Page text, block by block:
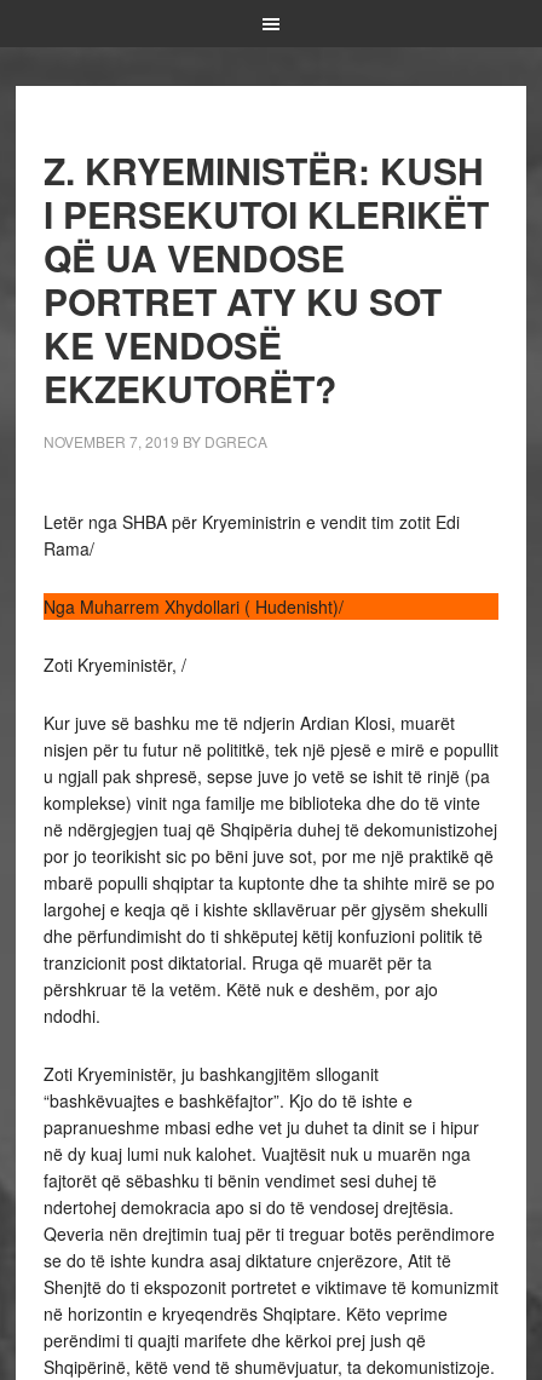
Z. KRYEMINISTËR: KUSH
I PERSEKUTOI KLERIKËT
QË UA VENDOSE
PORTRET ATY KU SOT
KE VENDOSË
EKZEKUTORËT?
NOVEMBER 7, 2019 BY DGRECA
Letër nga SHBA për Kryeministrin e vendit tim zotit Edi
Rama/
Nga Muharrem Xhydollari ( Hudenisht)/
Zoti Kryeministër, /
Kur juve së bashku me të ndjerin Ardian Klosi, muarët
nisjen për tu futur në polititkë, tek një pjesë e mirë e popullit
u ngjall pak shpresë, sepse juve jo vetë se ishit të rinjë (pa
komplekse) vinit nga familje me biblioteka dhe do të vinte
në ndërgjegjen tuaj që Shqipëria duhej të dekomunistizohej
por jo teorikisht sic po bëni juve sot, por me një praktikë që
mbarë populli shqiptar ta kuptonte dhe ta shihte mirë se po
largohej e keqja që i kishte skllavëruar për gjysëm shekulli
dhe përfundimisht do ti shkëputej këtij konfuzioni politik të
tranzicionit post diktatorial. Rruga që muarët për ta
përshkruar të la vetëm. Këtë nuk e deshëm, por ajo
ndodhi.
Zoti Kryeministër, ju bashkangjitëm slloganit
“bashkëvuajtes e bashkëfajtor”. Kjo do të ishte e
papranueshme mbasi edhe vet ju duhet ta dinit se i hipur
në dy kuaj lumi nuk kalohet. Vuajtësit nuk u muarën nga
fajtorët që sëbashku ti bënin vendimet sesi duhej të
ndertohej demokracia apo si do të vendosej drejtësia.
Qeveria nën drejtimin tuaj për ti treguar botës perëndimore
se do të ishte kundra asaj diktature cnjerëzore, Atit të
Shenjtë do ti ekspozonit portretet e viktimave të komunizmit
në horizontin e kryeqendrës Shqiptare. Këto veprime
perëndimi ti quajti marifete dhe kërkoi prej jush që
Shqipërinë, këtë vend të shumëvjuatur, ta dekomunistizoje.